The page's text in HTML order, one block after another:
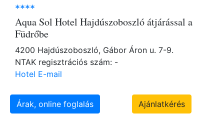
****
Aqua Sol Hotel Hajdúszoboszló átjárással a
Füdrőbe
4200 Hajdúszoboszló, Gábor Áron u. 7-9.
NTAK regisztrációs szám: -
Hotel E-mail
Árak, online foglalás Ajánlatkérés